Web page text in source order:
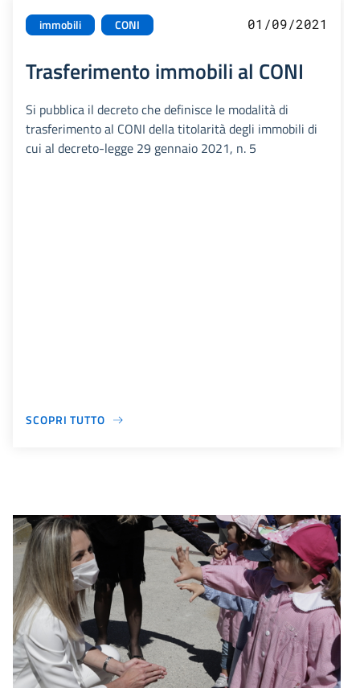
immobili CONI 01/09/2021
Trasferimento immobili al CONI
Si pubblica il decreto che definisce le modalità di
trasferimento al CONI della titolarità degli immobili di
cui al decreto-legge 29 gennaio 2021, n. 5
SCOPRI TUTTO